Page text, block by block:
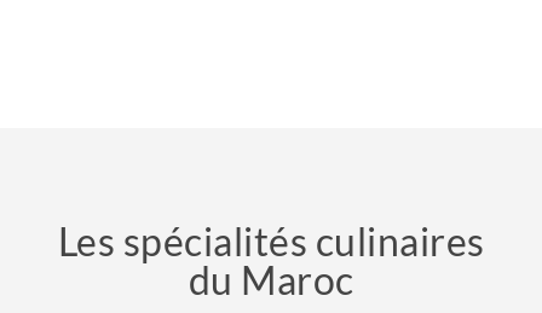
Les spécialités culinaires
du Maroc